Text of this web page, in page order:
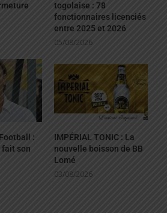
togolaise : 78
fonctionnaires licenciés
entre 2025 et 2026
05/08/2026
:
fait son
IMPÉRIAL TONIC : La
nouvelle boisson de BB
Lomé
03/08/2026